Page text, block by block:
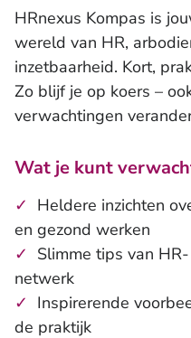
HRnexus Kompas is
wereld van HR,
inzetbaarheid. Kort,
Zo blijf je op koers –
verwachtingen
Wat je kunt
✓ Heldere inzichten
en gezond werken
✓ Slimme tips van
netwerk
✓ Inspirerende
de praktijk